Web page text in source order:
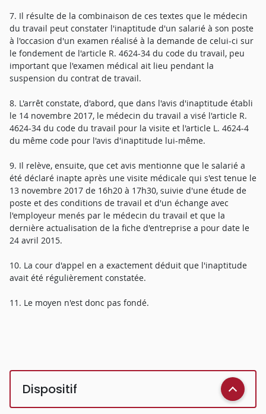
7. Il résulte de la combinaison de ces textes que le médecin
du travail peut constater l'inaptitude d'un salarié à son poste
à l'occasion d'un examen réalisé à la demande de celui-ci sur
le fondement de l'article R. 4624-34 du code du travail, peu
important que l'examen médical ait lieu pendant la
suspension du contrat de travail.
8. L'arrêt constate, d'abord, que dans l'avis d'inaptitude établi
le 14 novembre 2017, le médecin du travail a visé l'article R.
4624-34 du code du travail pour la visite et l'article L. 4624-4
du même code pour l'avis d'inaptitude lui-même.
9. Il relève, ensuite, que cet avis mentionne que le salarié a
été déclaré inapte après une visite médicale qui s'est tenue le
13 novembre 2017 de 16h20 à 17h30, suivie d'une étude de
poste et des conditions de travail et d'un échange avec
l'employeur menés par le médecin du travail et que la
dernière actualisation de la fiche d'entreprise a pour date le
24 avril 2015.
10. La cour d'appel en a exactement déduit que l'inaptitude
avait été régulièrement constatée.
11. Le moyen n'est donc pas fondé.
Dispositif